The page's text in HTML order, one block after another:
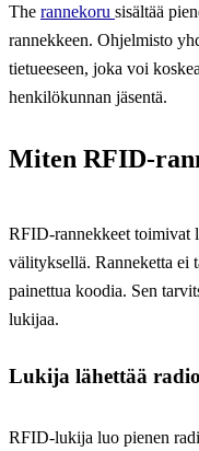
The rannekoru sisältää
rannekkeen. Ohjelmisto
tietueeseen, joka voi
henkilökunnan jäsentä.
Miten RFID-
RFID-rannekkeet toimivat
välityksellä. Ranneketta ei
painettua koodia. Sen
lukijaa.
Lukija lähettää
RFID-lukija luo pienen